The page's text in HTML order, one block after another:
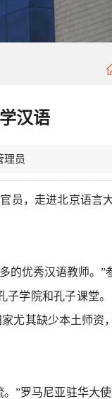
汉语
理员
员，走进北京语言
的优秀汉语教师。
学院和孔子课堂
尤其缺少本土师资
”罗马尼亚驻华大